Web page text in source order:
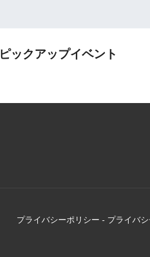
ピックアップイベント
プライバシーポリシー - プライバ